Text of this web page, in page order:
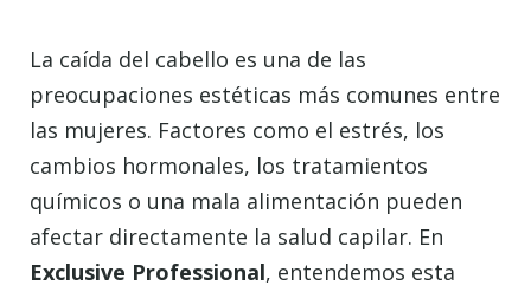
La caída del cabello es una de las
preocupaciones estéticas más comunes entre
las mujeres. Factores como el estrés, los
cambios hormonales, los tratamientos
químicos o una mala alimentación pueden
afectar directamente la salud capilar. En
Exclusive Professional, entendemos esta